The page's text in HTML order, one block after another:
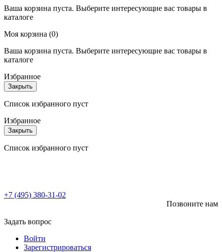
Ваша корзина пуста. Выберите интересующие вас товары в
каталоге
Моя корзина (0)
Ваша корзина пуста. Выберите интересующие вас товары в
каталоге
Избранное
Закрыть
Список избранного пуст
Избранное
Закрыть
Список избранного пуст
+7 (495) 380-31-02
Позвоните нам
Задать вопрос
Войти
Зарегистрироваться